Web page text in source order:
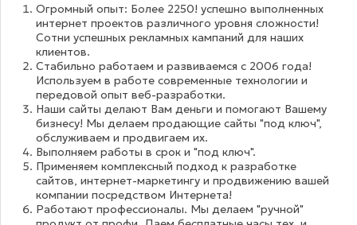
Огромный опыт: Более 2250! успешно выполненных
интернет проектов различного уровня сложности!
Сотни успешных рекламных кампаний для наших
клиентов.
Стабильно работаем и развиваемся с 2006 года!
Используем в работе современные технологии и
передовой опыт веб-разработки.
Наши сайты делают Вам деньги и помогают Вашему
бизнесу! Мы делаем продающие сайты "под ключ",
обслуживаем и продвигаем их.
Выполняем работы в срок и "под ключ".
Применяем комплексный подход к разработке
сайтов, интернет-маркетингу и продвижению вашей
компании посредством Интернета!
Работают профессионалы. Мы делаем "ручной"